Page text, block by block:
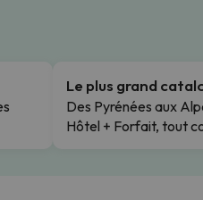
Le plus grand
Des Pyrénées aux
Hôtel + Forfait, tout